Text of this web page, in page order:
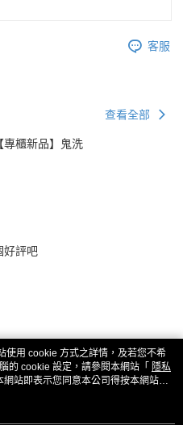
客服
查看全部
專櫃新品】鬼洗
好評吧
使用 cookie 方式之詳情，及若您不希
的 cookie 設定，請參閱本網站「 隱私
站即表示您同意本公司得按本網站使